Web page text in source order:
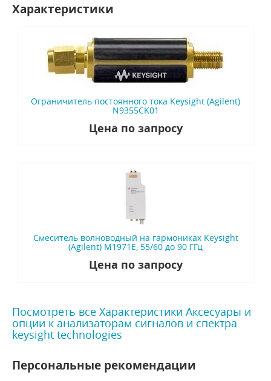
Характеристики
Ограничитель постоянного тока Keysight (Agilent)
N9355CK01
Цена по запросу
Смеситель волноводный на гармониках Keysight
(Agilent) M1971E, 55/60 до 90 ГГц
Цена по запросу
Посмотреть все Характеристики Аксесуары и
опции к анализаторам сигналов и спектра
keysight technologies
Персональные рекомендации